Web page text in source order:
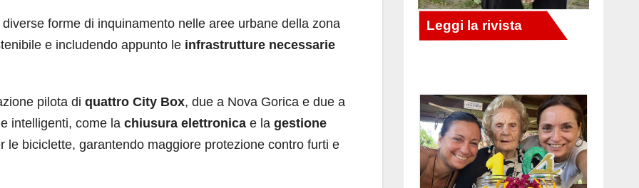
forme di inquinamento nelle aree urbane della zona
e includendo appunto le infrastrutture necessarie
pilota di quattro City Box, due a Nova Gorica e due a
intelligenti, come la chiusura elettronica e la gestione
le biciclette, garantendo maggiore protezione contro furti e